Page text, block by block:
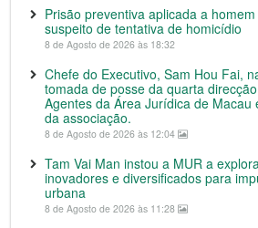
Prisão preventiva aplicada a
suspeito de tentativa de homicídio
8 de Agosto de 2026 às 18:32
Chefe do Executivo, Sam Hou Fai,
tomada de posse da quarta
Agentes da Área Jurídica de Macau
da associação.
8 de Agosto de 2026 às 12:04
Tam Vai Man instou a MUR a
inovadores e diversificados para
urbana
8 de Agosto de 2026 às 11:28